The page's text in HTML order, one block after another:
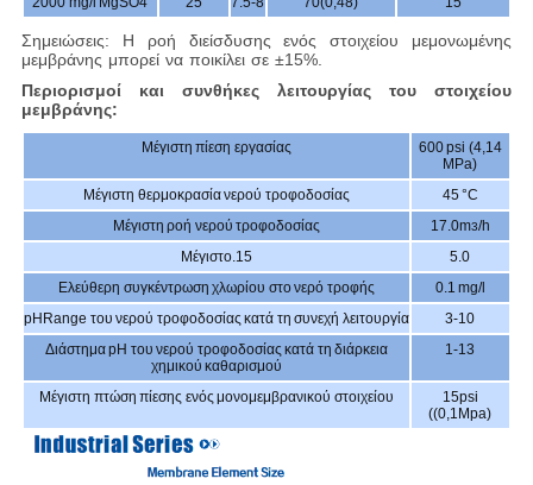
Σημειώσεις: Η ροή διείσδυσης ενός στοιχείου μεμονωμένης
μεμβράνης μπορεί να ποικίλει σε ±15%.
Περιορισμοί και συνθήκες λειτουργίας του στοιχείου
μεμβράνης:
Μέγιστη πίεση εργασίας
600 psi (4,14
MPa)
Μέγιστη θερμοκρασία νερού τροφοδοσίας
45 °C
Μέγιστη ροή νερού τροφοδοσίας
17.0m3/h
Μέγιστο.15
5.0
Ελεύθερη συγκέντρωση χλωρίου στο νερό τροφής
0.1 mg/l
pHRange του νερού τροφοδοσίας κατά τη συνεχή λειτουργία
3-10
Διάστημα pH του νερού τροφοδοσίας κατά τη διάρκεια
χημικού καθαρισμού
1-13
Μέγιστη πτώση πίεσης ενός μονομεμβρανικού στοιχείου
15psi
((0,1Mpa)